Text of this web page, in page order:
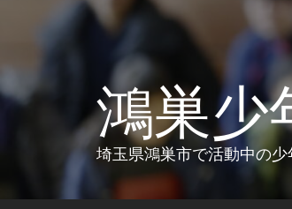
鴻巣少
埼玉県鴻巣市で活動中の少